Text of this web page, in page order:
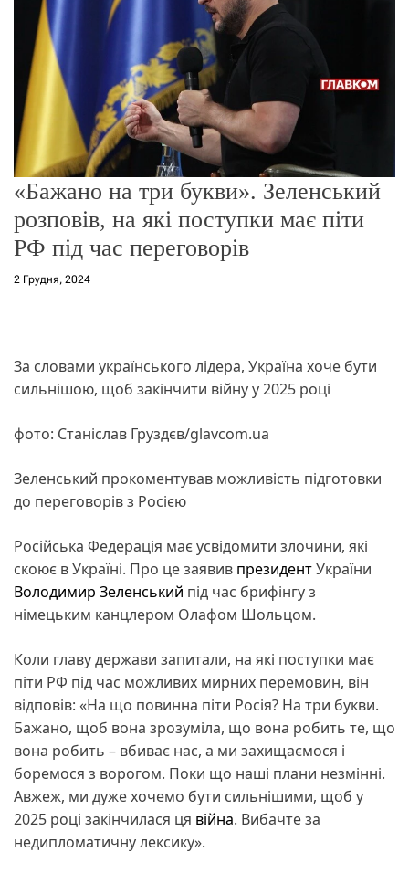
ж
м
«Бажано на три букви». Зеленський
розповів, на які поступки має піти
РФ під час переговорів
2 Грудня, 2024
За словами українського лідера, Україна хоче бути
сильнішою, щоб закінчити війну у 2025 році
фото: Станіслав Груздєв/glavcom.ua
Зеленський прокоментував можливість підготовки
до переговорів з Росією
Російська Федерація має усвідомити злочини, які
скоює в Україні. Про це заявив президентУкраїни
Володимир Зеленський під час брифінгу з
німецьким канцлером Олафом Шольцом.
Коли главу держави запитали, на які поступки має
піти РФ під час можливих мирних перемовин, він
відповів: «На що повинна піти Росія? На три букви.
Бажано, щоб вона зрозуміла, що вона робить те, що
вона робить – вбиває нас, а ми захищаємося і
боремося з ворогом. Поки що наші плани незмінні.
Авжеж, ми дуже хочемо бути сильнішими, щоб у
2025 році закінчилася ця війна. Вибачте за
недипломатичну лексику».